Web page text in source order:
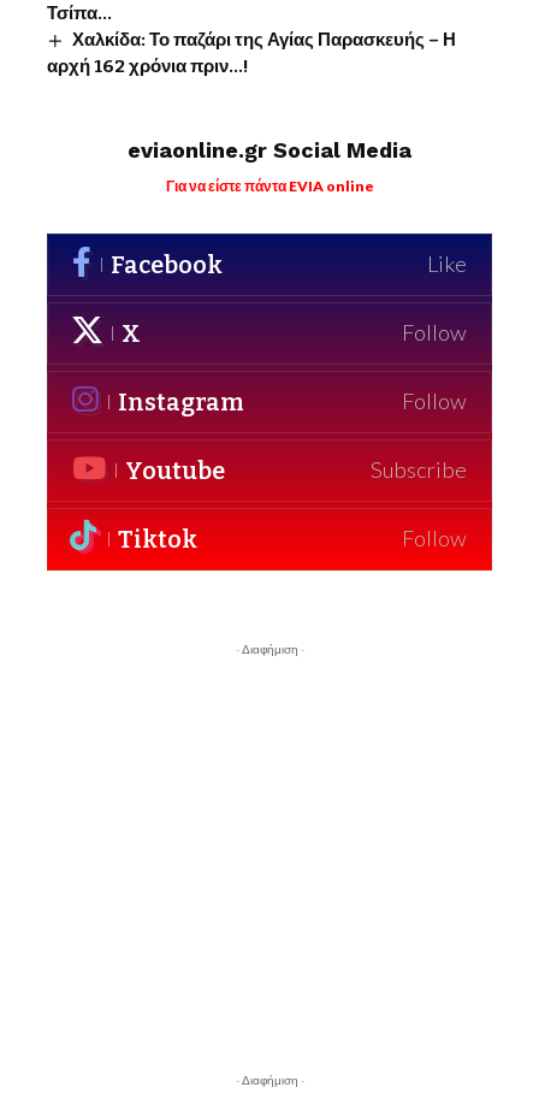
Τσίπα…
Χαλκίδα: Το παζάρι της Αγίας Παρασκευής – Η
αρχή 162 χρόνια πριν…!
eviaonline.gr Social Media
Για να είστε πάντα EVIA online
Facebook Like
X Follow
Instagram Follow
Youtube Subscribe
Tiktok Follow
- Διαφήμιση -
- Διαφήμιση -